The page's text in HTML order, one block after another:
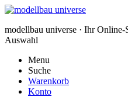
modellbau universe · Ihr
Auswahl
Menu
Suche
Warenkorb
Konto